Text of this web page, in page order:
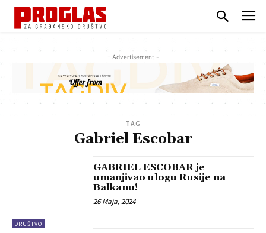
- Advertisement -
TAG
Gabriel Escobar
DRUŠTVO
GABRIEL ESCOBAR je
umanjivao ulogu Rusije na
Balkanu!
26 Maja, 2024